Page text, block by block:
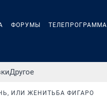
ФОРУМЫ ТЕЛЕПРОГРАММА
Другое
ИЛИ ЖЕНИТЬБА ФИГАРО